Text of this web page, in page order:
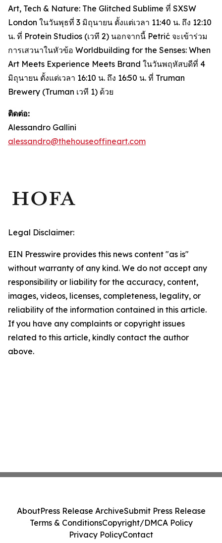
Art, Tech & Nature: The Glitched Sublime ที่ SXSW
London ในวันพุธที่ 3 มิถุนายน ตั้งแต่เวลา 11:40 น. ถึง 12:10
น. ที่ Protein Studios (เวที 2) นอกจากนี้ Petrić จะเข้าร่วม
การเสวนาในหัวข้อ Worldbuilding for the Senses: When
Art Meets Experience Meets Brand ในวันพฤหัสบดีที่ 4
มิถุนายน ตั้งแต่เวลา 16:10 น. ถึง 16:50 น. ที่ Truman
Brewery (Truman เวที 1) ด้วย
ติดต่อ:
Alessandro Gallini
alessandro@thehouseoffineart.com
Legal Disclaimer:
EIN Presswire provides this news content "as is"
without warranty of any kind. We do not accept any
responsibility or liability for the accuracy, content,
images, videos, licenses, completeness, legality, or
reliability of the information contained in this article.
If you have any complaints or copyright issues
related to this article, kindly contact the author
above.
AboutPress Release ArchiveSubmit Press Release
Terms & ConditionsCopyright/DMCA Policy
Privacy PolicyContact